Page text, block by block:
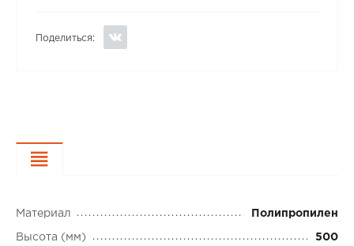
Поделиться:
Материал Полипропилен
Высота (мм) 500